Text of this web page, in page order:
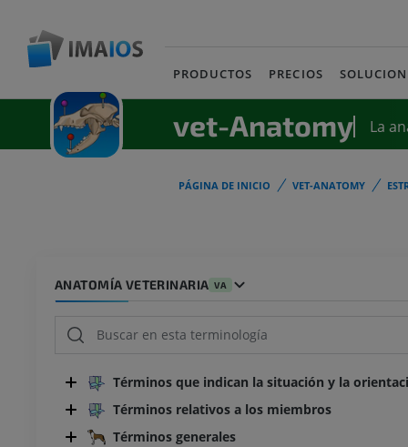
PRODUCTOS PRECIOS
vet-Anatomy La
PÁGINA DE INICIO VET-ANATOMY
ANATOMÍA VETERINARIA VA
Términos que indican la situación y la
Términos relativos a los miembros
Términos generales